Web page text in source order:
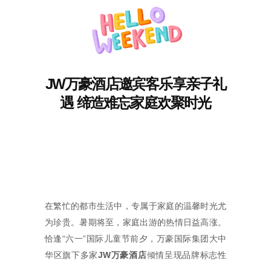
JW万豪酒店邀宾客乐享亲子礼
遇 缔造难忘家庭欢聚时光
在繁忙的都市生活中，专属于家庭的温馨时光尤
为珍贵。暑期将至，家庭出游的热情日益高涨。
恰逢“六一”国际儿童节前夕，万豪国际集团大中
华区旗下多家JW万豪酒店倾情呈现品牌标志性